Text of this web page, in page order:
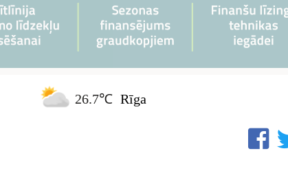
26.7℃ Rīga